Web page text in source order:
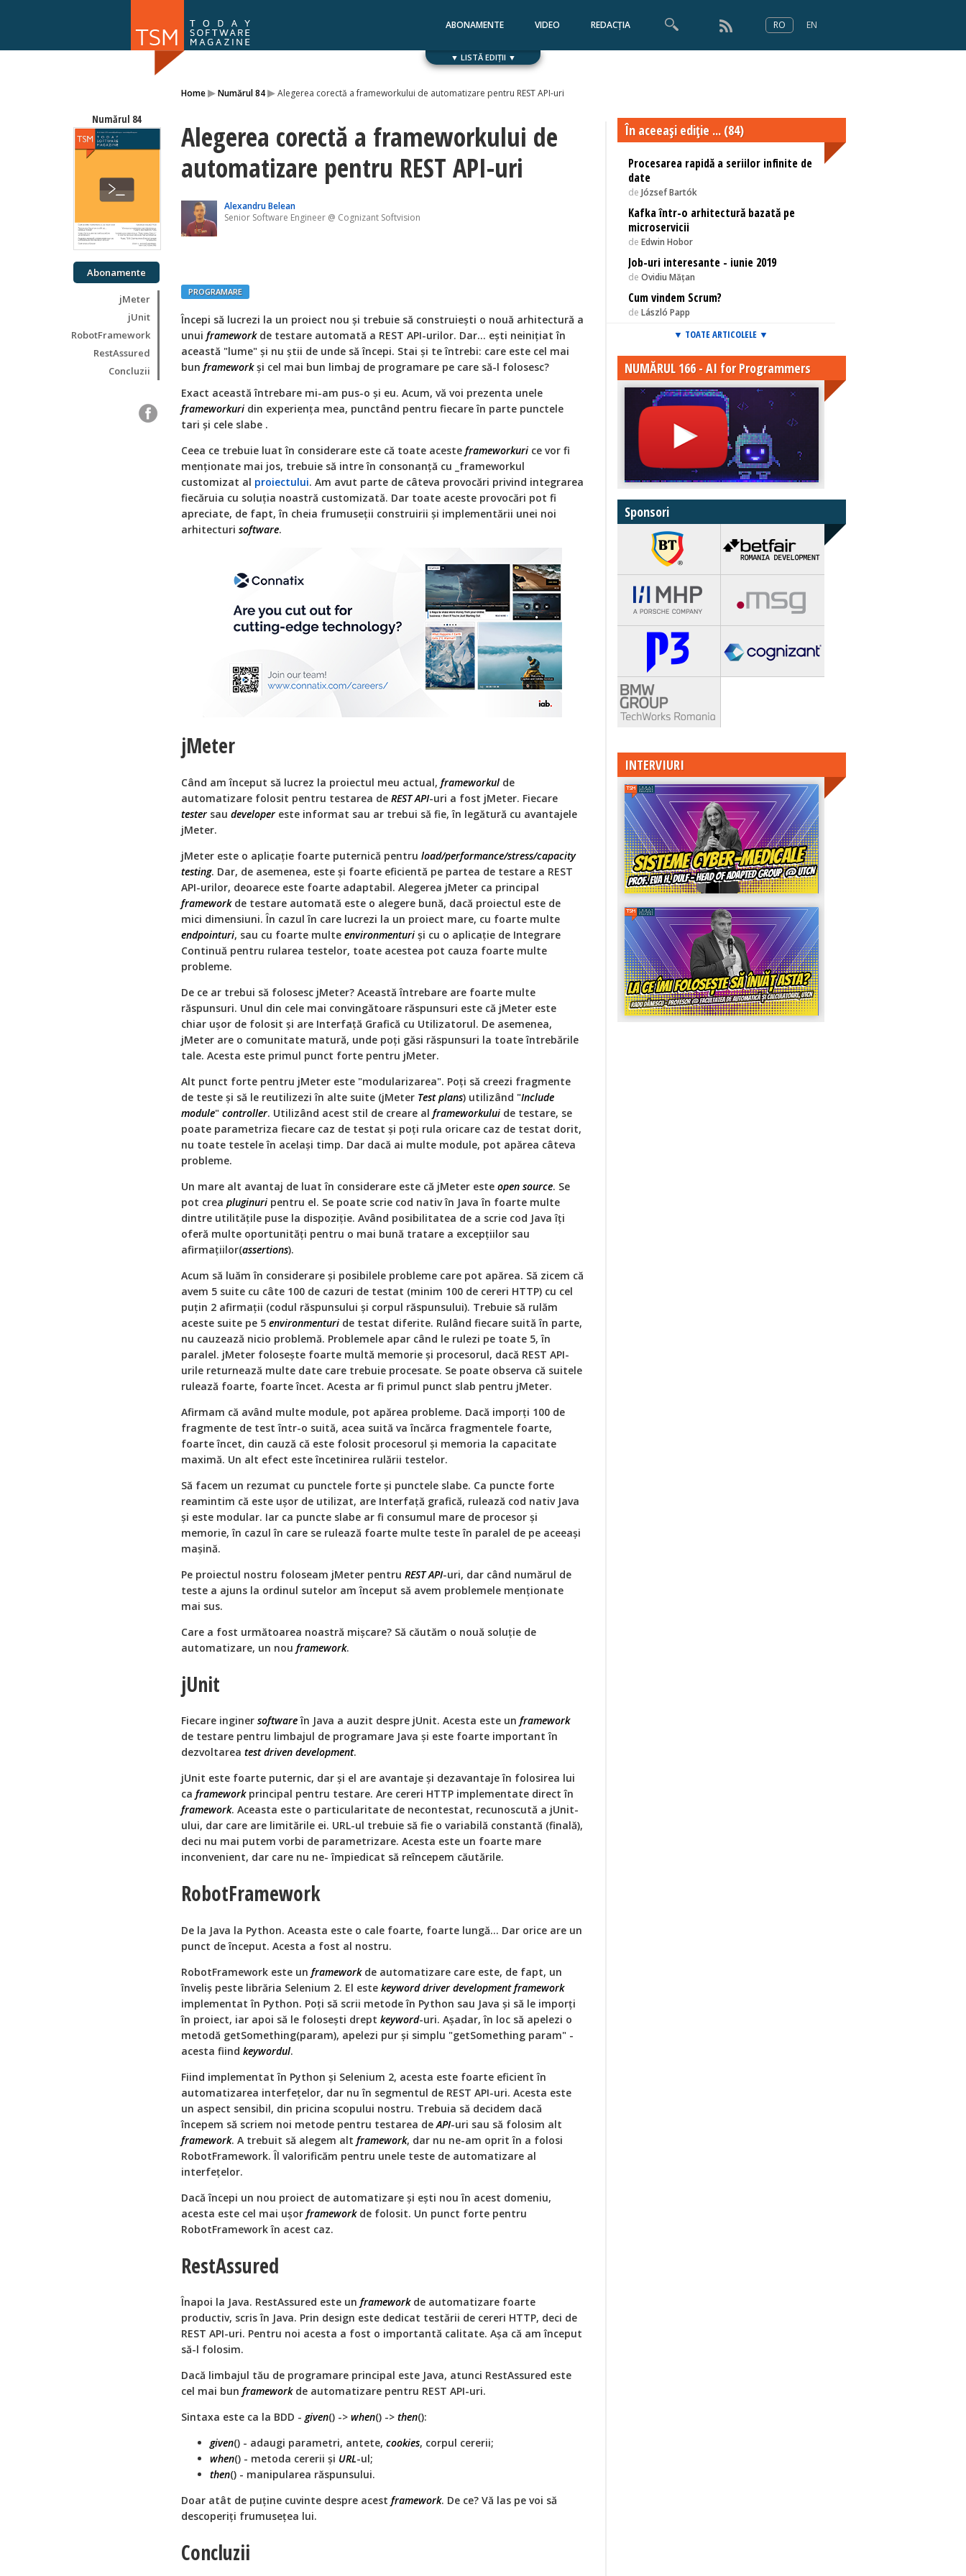
ABONAMENTE VIDEO REDACȚIA RO EN
▼ LISTĂ EDIȚII ▼
Home▸Numărul 84▸Alegerea corectă a frameworkului de automatizare pentru REST API-uri
Numărul 84
Abonamente
jMeter
jUnit
RobotFramework
RestAssured
Concluzii
Alegerea corectă a frameworkului de
automatizare pentru REST API-uri
Alexandru Belean
Senior Software Engineer @ Cognizant Softvision
PROGRAMARE
Începi să lucrezi la un proiect nou și trebuie să construiești o nouă arhitectură a
unui frameworkde testare automată a REST API-urilor. Dar… ești neinițiat în
această "lume" și nu știi de unde să începi. Stai și te întrebi: care este cel mai
bun frameworkși cel mai bun limbaj de programare pe care să-l folosesc?
Exact această întrebare mi-am pus-o și eu. Acum, vă voi prezenta unele
frameworkuri din experiența mea, punctând pentru fiecare în parte punctele
tari și cele slabe .
Ceea ce trebuie luat în considerare este că toate aceste frameworkuri ce vor fi
menționate mai jos, trebuie să intre în consonanță cu _frameworkul
customizat al proiectului. Am avut parte de câteva provocări privind integrarea
fiecăruia cu soluția noastră customizată. Dar toate aceste provocări pot fi
apreciate, de fapt, în cheia frumuseții construirii și implementării unei noi
arhitecturi software.
jMeter
Când am început să lucrez la proiectul meu actual, frameworkul de
automatizare folosit pentru testarea de REST API-uri a fost jMeter. Fiecare
tester sau developer este informat sau ar trebui să fie, în legătură cu avantajele
jMeter.
jMeter este o aplicație foarte puternică pentru load/performance/stress/capacity
testing. Dar, de asemenea, este și foarte eficientă pe partea de testare a REST
API-urilor, deoarece este foarte adaptabil. Alegerea jMeter ca principal
frameworkde testare automată este o alegere bună, dacă proiectul este de
mici dimensiuni. În cazul în care lucrezi la un proiect mare, cu foarte multe
endpointuri, sau cu foarte multe environmenturi și cu o aplicație de Integrare
Continuă pentru rularea testelor, toate acestea pot cauza foarte multe
probleme.
De ce ar trebui să folosesc jMeter? Această întrebare are foarte multe
răspunsuri. Unul din cele mai convingătoare răspunsuri este că jMeter este
chiar ușor de folosit și are Interfață Grafică cu Utilizatorul. De asemenea,
jMeter are o comunitate matură, unde poți găsi răspunsuri la toate întrebările
tale. Acesta este primul punct forte pentru jMeter.
Alt punct forte pentru jMeter este "modularizarea". Poți să creezi fragmente
de teste și să le reutilizezi în alte suite (jMeter Test plans) utilizând "Include
module" controller. Utilizând acest stil de creare al frameworkului de testare, se
poate parametriza fiecare caz de testat și poți rula oricare caz de testat dorit,
nu toate testele în același timp. Dar dacă ai multe module, pot apărea câteva
probleme.
Un mare alt avantaj de luat în considerare este că jMeter este open source. Se
pot crea pluginuri pentru el. Se poate scrie cod nativ în Java în foarte multe
dintre utilitățile puse la dispoziție. Având posibilitatea de a scrie cod Java îți
oferă multe oportunități pentru o mai bună tratare a excepțiilor sau
afirmațiilor(assertions).
Acum să luăm în considerare și posibilele probleme care pot apărea. Să zicem că
avem 5 suite cu câte 100 de cazuri de testat (minim 100 de cereri HTTP) cu cel
puțin 2 afirmații (codul răspunsului și corpul răspunsului). Trebuie să rulăm
aceste suite pe 5 environmenturi de testat diferite. Rulând fiecare suită în parte,
nu cauzează nicio problemă. Problemele apar când le rulezi pe toate 5, în
paralel. jMeter folosește foarte multă memorie și procesorul, dacă REST API-
urile returnează multe date care trebuie procesate. Se poate observa că suitele
rulează foarte, foarte încet. Acesta ar fi primul punct slab pentru jMeter.
Afirmam că având multe module, pot apărea probleme. Dacă imporți 100 de
fragmente de test într-o suită, acea suită va încărca fragmentele foarte,
foarte încet, din cauză că este folosit procesorul și memoria la capacitate
maximă. Un alt efect este încetinirea rulării testelor.
Să facem un rezumat cu punctele forte și punctele slabe. Ca puncte forte
reamintim că este ușor de utilizat, are Interfață grafică, rulează cod nativ Java
și este modular. Iar ca puncte slabe ar fi consumul mare de procesor și
memorie, în cazul în care se rulează foarte multe teste în paralel de pe aceeași
mașină.
Pe proiectul nostru foloseam jMeter pentru REST API-uri, dar când numărul de
teste a ajuns la ordinul sutelor am început să avem problemele menționate
mai sus.
Care a fost următoarea noastră mișcare? Să căutăm o nouă soluție de
automatizare, un nou framework.
jUnit
Fiecare inginer softwareîn Java a auzit despre jUnit. Acesta este un framework
de testare pentru limbajul de programare Java și este foarte important în
dezvoltarea test driven development.
jUnit este foarte puternic, dar și el are avantaje și dezavantaje în folosirea lui
ca frameworkprincipal pentru testare. Are cereri HTTP implementate direct în
framework. Aceasta este o particularitate de necontestat, recunoscută a jUnit-
ului, dar care are limitările ei. URL-ul trebuie să fie o variabilă constantă (finală),
deci nu mai putem vorbi de parametrizare. Acesta este un foarte mare
inconvenient, dar care nu ne- împiedicat să reîncepem căutările.
RobotFramework
De la Java la Python. Aceasta este o cale foarte, foarte lungă… Dar orice are un
punct de început. Acesta a fost al nostru.
RobotFramework este un frameworkde automatizare care este, de fapt, un
înveliș peste librăria Selenium 2. El este keyword driver development framework
implementat în Python. Poți să scrii metode în Python sau Java și să le imporți
în proiect, iar apoi să le folosești drept keyword-uri. Așadar, în loc să apelezi o
metodă getSomething(param), apelezi pur și simplu "getSomething param" -
acesta fiind keywordul.
Fiind implementat în Python și Selenium 2, acesta este foarte eficient în
automatizarea interfețelor, dar nu în segmentul de REST API-uri. Acesta este
un aspect sensibil, din pricina scopului nostru. Trebuia să decidem dacă
începem să scriem noi metode pentru testarea de API-uri sau să folosim alt
framework. A trebuit să alegem alt framework, dar nu ne-am oprit în a folosi
RobotFramework. Îl valorificăm pentru unele teste de automatizare al
interfețelor.
Dacă începi un nou proiect de automatizare și ești nou în acest domeniu,
acesta este cel mai ușor frameworkde folosit. Un punct forte pentru
RobotFramework în acest caz.
RestAssured
Înapoi la Java. RestAssured este un frameworkde automatizare foarte
productiv, scris în Java. Prin design este dedicat testării de cereri HTTP, deci de
REST API-uri. Pentru noi acesta a fost o importantă calitate. Așa că am început
să-l folosim.
Dacă limbajul tău de programare principal este Java, atunci RestAssured este
cel mai bun frameworkde automatizare pentru REST API-uri.
Sintaxa este ca la BDD - given() -> when() -> then():
given() - adaugi parametri, antete, cookies, corpul cererii;
when() - metoda cererii și URL-ul;
then() - manipularea răspunsului.
Doar atât de puține cuvinte despre acest framework. De ce? Vă las pe voi să
descoperiți frumusețea lui.
Concluzii
În aceeaşi ediţie ... (84)
Procesarea rapidă a seriilor infinite de
date
de József Bartók
Kafka într-o arhitectură bazată pe
microservicii
de Edwin Hobor
Job-uri interesante - iunie 2019
de Ovidiu Mățan
Cum vindem Scrum?
de László Papp
▼ TOATE ARTICOLELE ▼
NUMĂRUL 166 - AI for Programmers
Sponsori
INTERVIURI